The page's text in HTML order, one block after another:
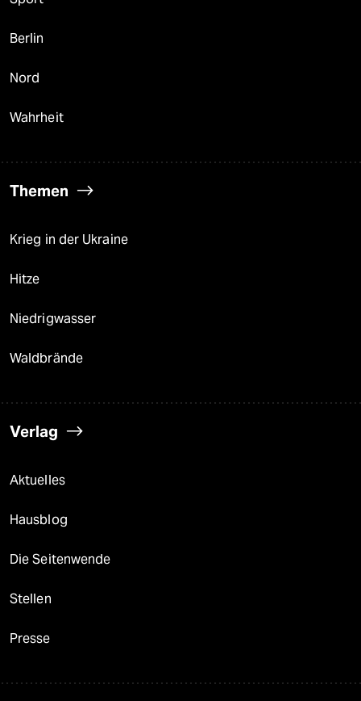
Berlin
Nord
Wahrheit
Themen
Krieg in der Ukraine
Hitze
Niedrigwasser
Waldbrände
Verlag
Aktuelles
Hausblog
Die Seitenwende
Stellen
Presse